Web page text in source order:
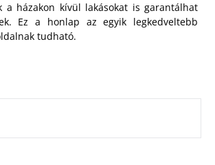
a házakon kívül lakásokat is garantálhat
Ez a honlap az egyik legkedveltebb
tudható.